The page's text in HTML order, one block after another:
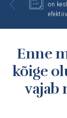
on
Enne
kõige
vajab